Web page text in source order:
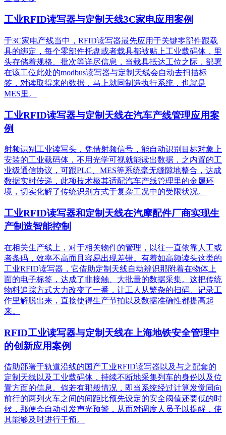
工业RFID读写器与定制天线3C家电应用案例
于3C家电产线当中，RFID读写器最先应用于关键零部件跟载
具的绑定，每个零部件托盘或者载具都被贴上工业载码体，里
头存储着规格、批次等详尽信息，当载具抵达工位之际，部署
在该工位此处的modbus读写器与定制天线会自动去扫描标
签，对读取得来的数据，马上就同制造执行系统，也就是
MES里。
工业RFID读写器与定制天线在汽车产线管理应用案
例
射频识别工业读写头，凭借射频信号，能自动识别目标对象上
安装的工业载码体，不用光学可视就能读出数据，之内置的工
业级通信协议，可跟PLC、MES等系统毫无缝隙地整合，达成
数据实时传递，此项技术极其适配汽车产线管理里的金属环
境，切实化解了传统识别方式于复杂工况中的受限状况。
工业RFID读写器和定制天线在汽摩配件厂商实现生
产制造智能控制
在相关生产线上，对于相关物件的管理，以往一直依靠人工或
者条码，效率不高而且容易出现差错。有着如高频读头这类的
工业RFID读写器，它借助定制天线自动辨识那附着在物体上
面的电子标签，达成了非接触、大批量的数据采集。这把传统
物料追踪方式大力改变了一番，让工人从繁杂的扫码、记录工
作里解脱出来，直接使得生产节拍以及数据准确性都提高起
来。
RFID工业读写器与定制天线在上海地铁安全管理中
的创新应用案例
借助部署于轨道沿线的国产工业RFID读写器以及与之配套的
定制天线以及工业载码体，持续不断地采集列车的身份以及位
置方面的信息。倘若有那般情况，即当系统经过计算发觉同向
前行的两列火车之间的间距比预先设定的安全阈值还要低的时
候，那便会自动引发声光预警，从而对调度人员予以提醒，使
其能够及时进行干预。